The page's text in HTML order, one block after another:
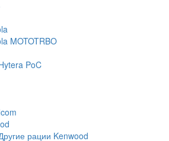
MOTOTRBO
PoC
рации Kenwood